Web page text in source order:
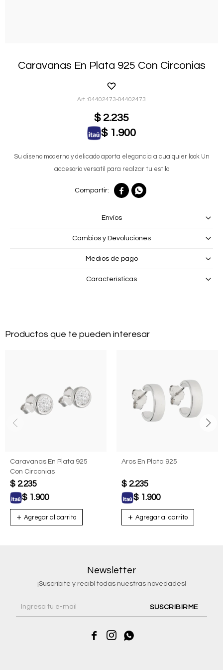
Caravanas En Plata 925 Con Circonias
04402473-04402473
$ 2.235
$ 1.900
Su diseno moderno y delicado aporta elegancia a cualquier look Un
accesorio versatil para realzar tu estilo
 
Envíos
Cambios y Devoluciones
Medios de pago
Características
Productos que te pueden interesar
Caravanas En Plata 925
Con Circonias
$ 2.235
$ 1.900
Aros En Plata 925
$ 2.235
$ 1.900
Newsletter
¡Suscribite y recibí todas nuestras novedades!
SUSCRIBIRME
  